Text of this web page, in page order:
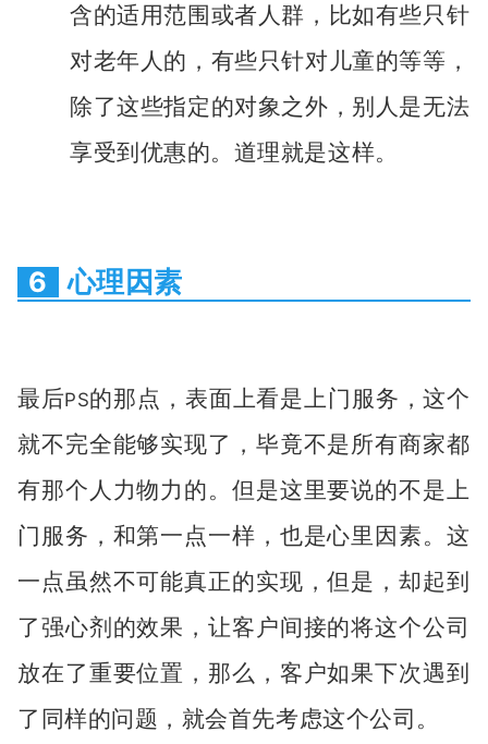
含的适用范围或者人群，比如有些只针
对老年人的，有些只针对儿童的等等，
除了这些指定的对象之外，别人是无法
享受到优惠的。道理就是这样。
6 心理因素
最后PS的那点，表面上看是上门服务，这个
就不完全能够实现了，毕竟不是所有商家都
有那个人力物力的。但是这里要说的不是上
门服务，和第一点一样，也是心里因素。这
一点虽然不可能真正的实现，但是，却起到
了强心剂的效果，让客户间接的将这个公司
放在了重要位置，那么，客户如果下次遇到
了同样的问题，就会首先考虑这个公司。